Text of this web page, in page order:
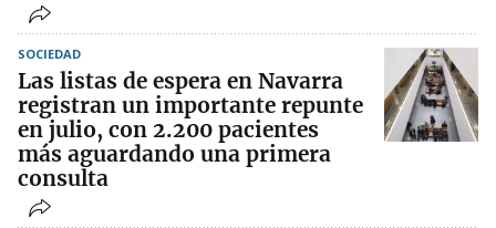
SOCIEDAD
Las listas de espera en Navarra
registran un importante repunte
en julio, con 2.200 pacientes
más aguardando una primera
consulta